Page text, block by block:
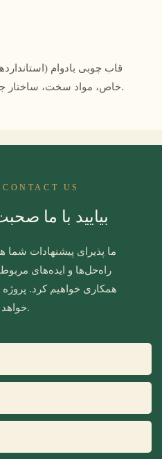
قاب چوبی بادوام
خاص، مواد سخت، ساختار جامد) استحکام مکانیکی بادوام.
US
بیایید با ما
ما پذیرای پیشنهادات
راه‌حل‌ها و ایده‌های مربوط
همکاری خواهیم کرد.
خواهد شد.